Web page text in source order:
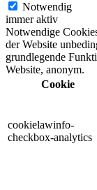
Notwendig
immer aktiv
Notwendige
der Website
grundlegende
Website, anonym.
Cookie
cookielawinfo-
checkbox-analytics